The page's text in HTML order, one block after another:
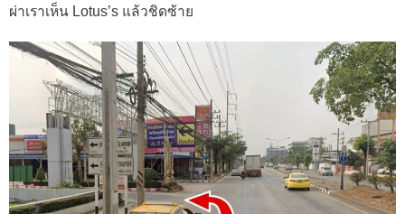
ผ่าเราเห็น Lotus’s แล้วชิดซ้าย